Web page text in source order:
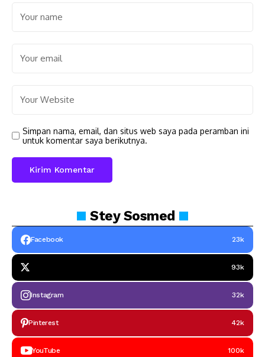
Simpan nama, email, dan situs web saya pada peramban ini
untuk komentar saya berikutnya.
SteySosmed
Facebook 23k
93k
Instagram 32k
Pinterest 42k
YouTube 100k